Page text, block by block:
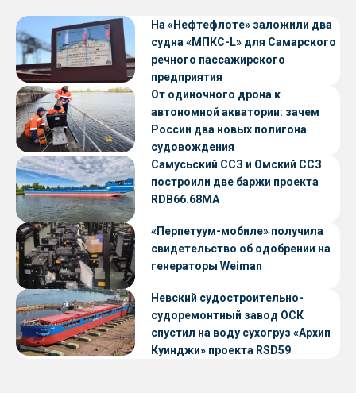
На «Нефтефлоте» заложили два
судна «МПКС-L» для Самарского
речного пассажирского
предприятия
От одиночного дрона к
автономной акватории: зачем
России два новых полигона
судовождения
Самусьский ССЗ и Омский ССЗ
построили две баржи проекта
RDB66.68МА
«Перпетуум-мобиле» получила
свидетельство об одобрении на
генераторы Weiman
Невский судостроительно-
судоремонтный завод ОСК
спустил на воду сухогруз «Архип
Куинджи» проекта RSD59